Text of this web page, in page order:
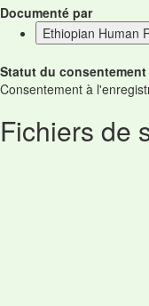
Documenté par
Ethiopian Human
Statut du consentement
Consentement à
Fichiers de